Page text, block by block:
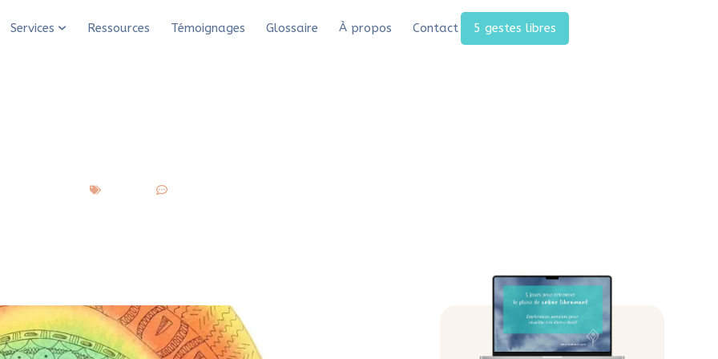
Services Ressources Témoignages Glossaire À propos Contact 5 gestes libres
intérieur